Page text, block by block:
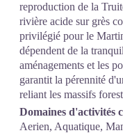
reproduction de la
rivière acide sur grès
privilégié pour le
dépendent de la
aménagements et les
garantit la pérennité
reliant les massifs
Domaines d'activités
Aerien, Aquatique,